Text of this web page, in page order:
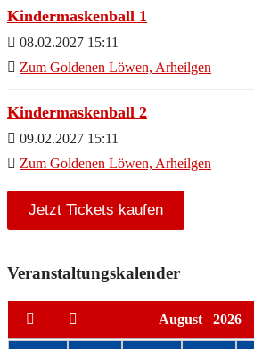
Kindermaskenball 1
08.02.2027 15:11
Zum Goldenen Löwen, Arheilgen
Kindermaskenball 2
09.02.2027 15:11
Zum Goldenen Löwen, Arheilgen
Jetzt Tickets kaufen
Veranstaltungskalender
August 2026